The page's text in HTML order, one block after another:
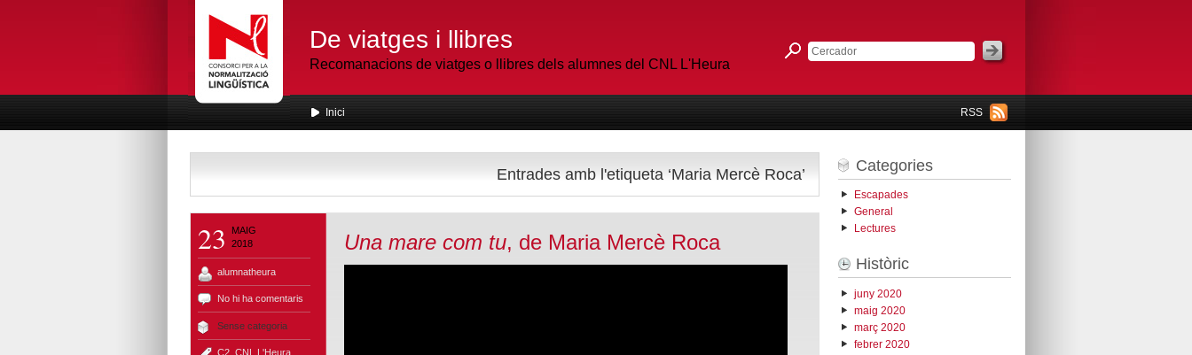
De viatges i llibres
Recomanacions de viatges o llibres dels alumnes del CNL L'Heura
RSS
Inici
Entrades amb l'etiqueta ‘Maria Mercè Roca’
23
MAIG
2018
alumnatheura
No hi ha comentaris
Sense categoria
C2, CNL L'Heura,
Una mare com tu, de Maria Mercè Roca
Categories
Escapades
General
Lectures
Històric
juny 2020
maig 2020
març 2020
febrer 2020